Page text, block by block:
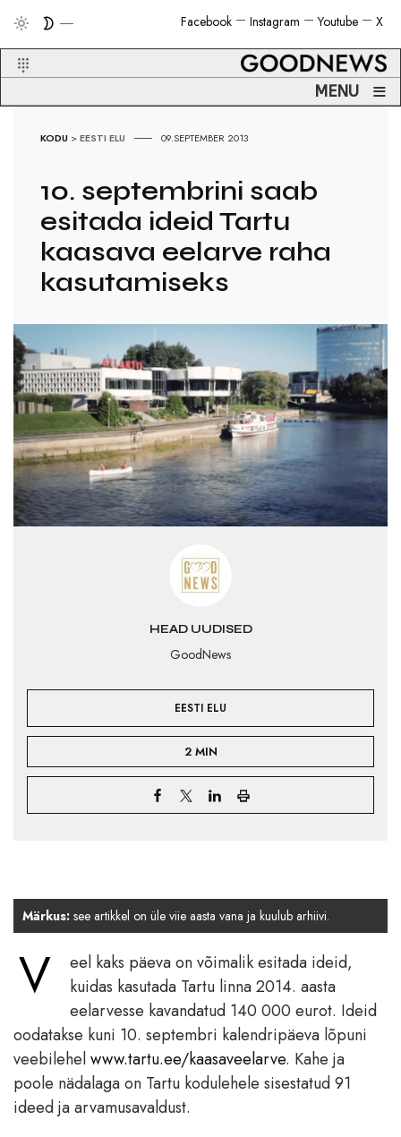
X
Youtube
Instagram
Facebook
MENU ≡
KODU >EESTI ELU 09.SEPTEMBER 2013
10. septembrini saab
esitada ideid Tartu
kaasava eelarve raha
kasutamiseks
HEAD UUDISED
GoodNews
EESTI ELU
2 MIN
Märkus: see artikkel on üle viie aasta vana ja kuulub arhiivi.
V
eel kaks päeva on võimalik esitada ideid,
kuidas kasutada Tartu linna 2014. aasta
eelarvesse kavandatud 140 000 eurot. Ideid
oodatakse kuni 10. septembri kalendripäeva lõpuni
veebilehelwww.tartu.ee/kaasaveelarve. Kahe ja
poole nädalaga on Tartu kodulehele sisestatud 91
ideed ja arvamusavaldust.